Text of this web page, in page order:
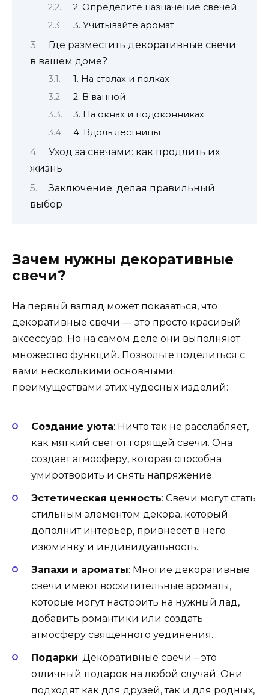
2. Определите назначение свечей
3. Учитывайте аромат
Где разместить декоративные свечи
в вашем доме?
1. На столах и полках
2. В ванной
3. На окнах и подоконниках
4. Вдоль лестницы
Уход за свечами: как продлить их
жизнь
Заключение: делая правильный
выбор
Зачем нужны декоративные
свечи?
На первый взгляд может показаться, что
декоративные свечи — это просто красивый
аксессуар. Но на самом деле они выполняют
множество функций. Позвольте поделиться с
вами несколькими основными
преимуществами этих чудесных изделий:
Создание уюта: Ничто так не расслабляет,
как мягкий свет от горящей свечи. Она
создает атмосферу, которая способна
умиротворить и снять напряжение.
Эстетическая ценность: Свечи могут стать
стильным элементом декора, который
дополнит интерьер, привнесет в него
изюминку и индивидуальность.
Запахи и ароматы: Многие декоративные
свечи имеют восхитительные ароматы,
которые могут настроить на нужный лад,
добавить романтики или создать
атмосферу священного уединения.
Подарки: Декоративные свечи – это
отличный подарок на любой случай. Они
подходят как для друзей, так и для родных,